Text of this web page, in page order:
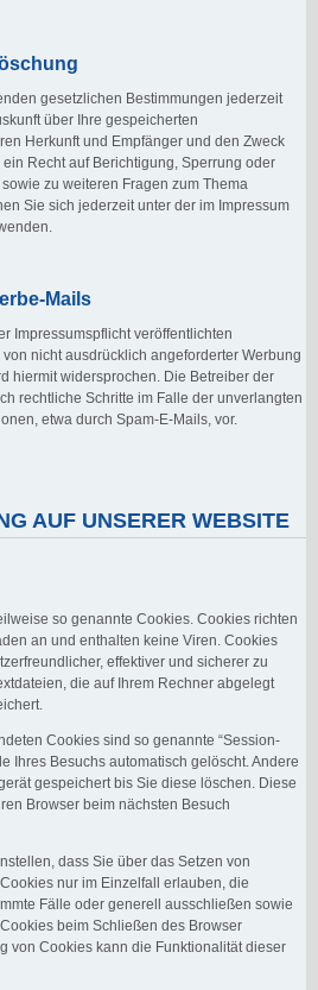
gesetzlichen Bestimmungen jederzeit
über Ihre gespeicherten
Herkunft und Empfänger und den Zweck
Recht auf Berichtigung, Sperrung oder
zu weiteren Fragen zum Thema
Sie sich jederzeit unter der im Impressum
Mails
Impressumspflicht veröffentlichten
nicht ausdrücklich angeforderter Werbung
hiermit widersprochen. Die Betreiber der
rechtliche Schritte im Falle der unverlangten
etwa durch Spam-E-Mails, vor.
AUF UNSERER WEBSITE
so genannte Cookies. Cookies richten
an und enthalten keine Viren. Cookies
effektiver und sicherer zu
die auf Ihrem Rechner abgelegt
Cookies sind so genannte “Session-
Ihres Besuchs automatisch gelöscht. Andere
gespeichert bis Sie diese löschen. Diese
Browser beim nächsten Besuch
dass Sie über das Setzen von
nur im Einzelfall erlauben, die
Fälle oder generell ausschließen sowie
beim Schließen des Browser
von Cookies kann die Funktionalität dieser